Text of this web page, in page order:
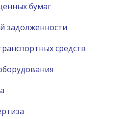
бумаг
задолженности
средств